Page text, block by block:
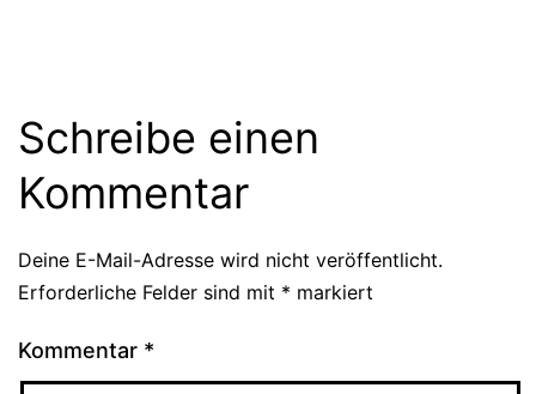
Schreibe einen
Kommentar
Deine E-Mail-Adresse wird nicht veröffentlicht.
Erforderliche Felder sind mit * markiert
Kommentar *